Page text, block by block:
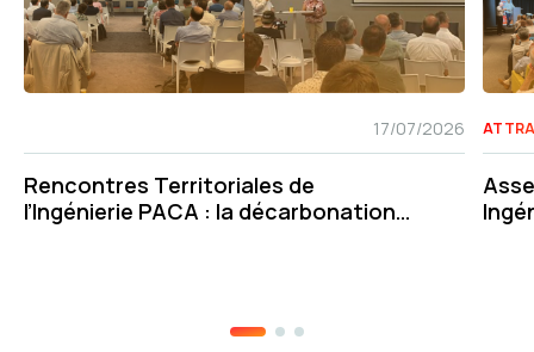
17/07/2026
Rencontres Territoriales de
l’Ingénierie PACA : la décarbonation